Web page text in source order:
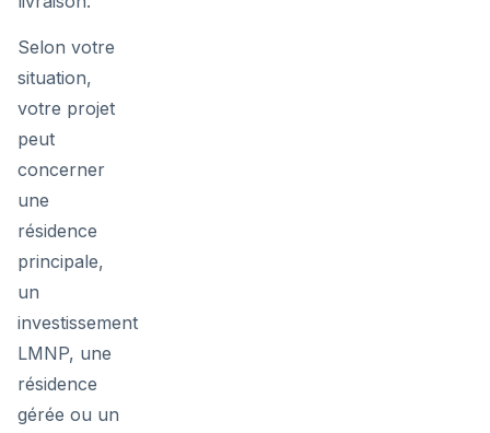
Selon votre
situation,
votre projet
peut
concerner
une
résidence
principale,
un
investissement
LMNP, une
résidence
gérée ou un